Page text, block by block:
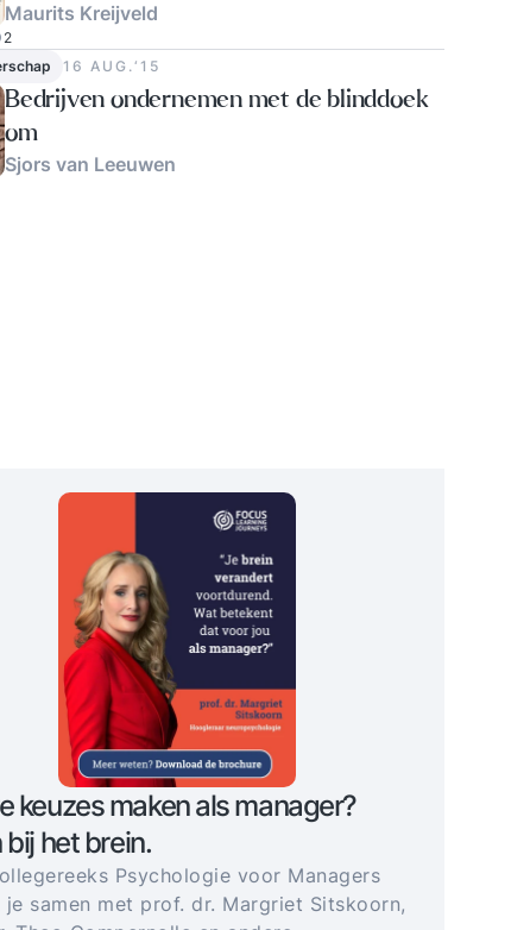
Maurits Kreijveld
2
16 AUG.‘15
Bedrijven ondernemen met de blinddoek
om
Sjors van Leeuwen
keuzes maken als manager?
bij het brein.
Psychologie voor Managers
je samen met prof. dr. Margriet Sitskoorn,